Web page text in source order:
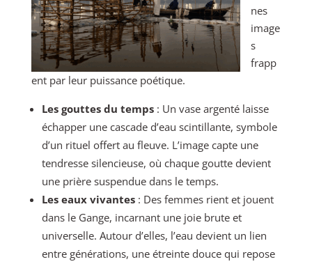
nes
image
s
frapp
ent par leur puissance poétique.
Les gouttes du temps: Un vase argenté laisse
échapper une cascade d’eau scintillante, symbole
d’un rituel offert au fleuve. L’image capte une
tendresse silencieuse, où chaque goutte devient
une prière suspendue dans le temps.
Les eaux vivantes: Des femmes rient et jouent
dans le Gange, incarnant une joie brute et
universelle. Autour d’elles, l’eau devient un lien
entre générations, une étreinte douce qui repose